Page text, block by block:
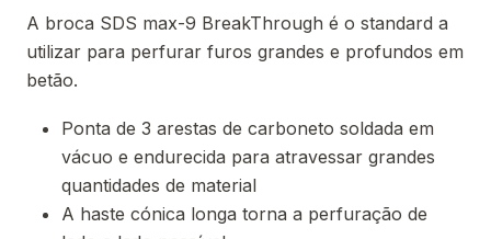
A broca SDS max-9 BreakThrough é o standard a
utilizar para perfurar furos grandes e profundos em
betão.
Ponta de 3 arestas de carboneto soldada em
vácuo e endurecida para atravessar grandes
quantidades de material
A haste cónica longa torna a perfuração de